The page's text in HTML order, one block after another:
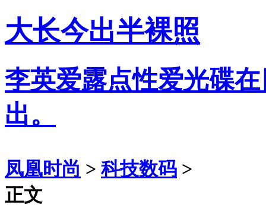
大长今出半裸照
李英爱露点性爱光碟
出。
凤凰时尚 > 科技数码 >
正文